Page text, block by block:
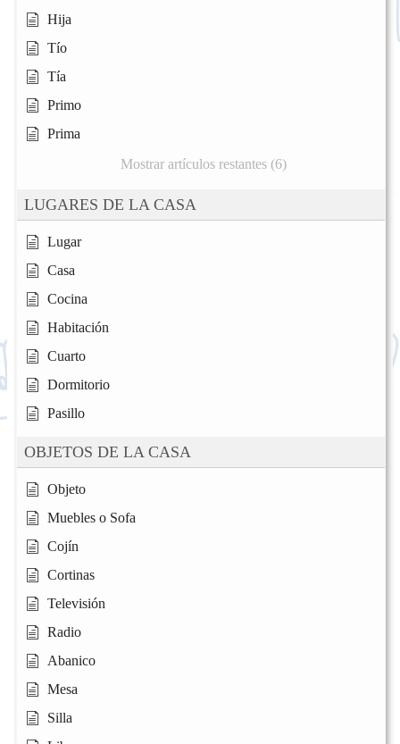
Hija
Tío
Tía
Primo
Prima
Mostrar artículos restantes (6)
LUGARES DE LA CASA
Lugar
Casa
Cocina
Habitación
Cuarto
Dormitorio
Pasillo
OBJETOS DE LA CASA
Objeto
Muebles o Sofa
Cojín
Cortinas
Televisión
Radio
Abanico
Mesa
Silla